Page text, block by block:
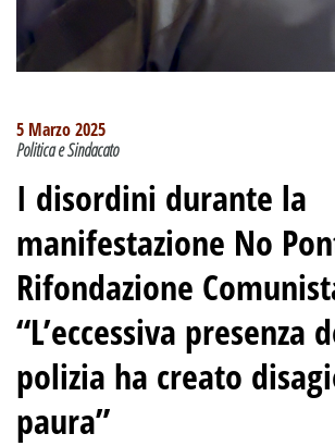
5 Marzo 2025
Politica e Sindacato
I disordini durante la
manifestazione No
Rifondazione
“L’eccessiva presenza
polizia ha creato
paura”